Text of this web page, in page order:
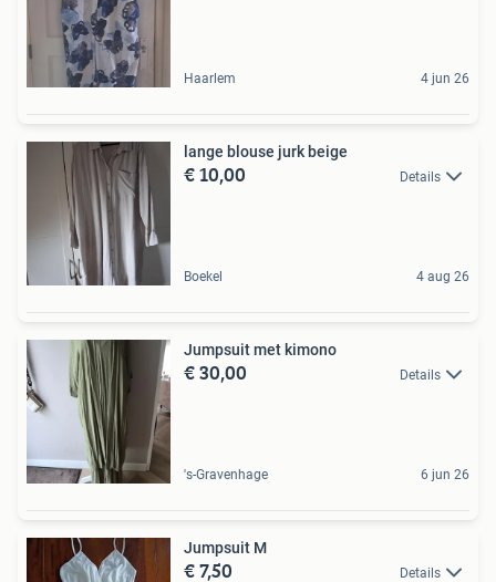
Haarlem 4 jun 26
lange blouse jurk beige
€ 10,00 Details
Boekel 4 aug 26
Jumpsuit met kimono
€ 30,00 Details
's-Gravenhage 6 jun 26
Jumpsuit M
€ 7,50 Details